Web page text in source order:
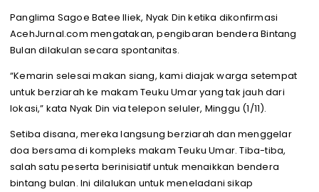
Panglima Sagoe Batee Iliek, Nyak Din ketika dikonfirmasi
AcehJurnal.com mengatakan, pengibaran bendera Bintang
Bulan dilakulan secara spontanitas.
“Kemarin selesai makan siang, kami diajak warga setempat
untuk berziarah ke makam Teuku Umar yang tak jauh dari
lokasi,” kata Nyak Din via telepon seluler, Minggu (1/11).
Setiba disana, mereka langsung berziarah dan menggelar
doa bersama di kompleks makam Teuku Umar. Tiba-tiba,
salah satu peserta berinisiatif untuk menaikkan bendera
bintang bulan. Ini dilalukan untuk meneladani sikap